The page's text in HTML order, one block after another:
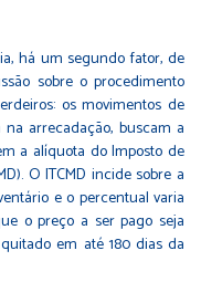
há um segundo fator, de
sobre o procedimento
os movimentos de
arrecadação, buscam a
a alíquota do Imposto de
O ITCMD incide sobre a
e o percentual varia
o preço a ser pago seja
em até 180 dias da